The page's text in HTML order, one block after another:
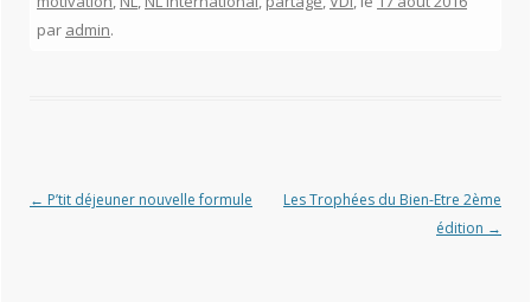
par admin.
Navigation des articles
← P’tit déjeuner nouvelle formule
Les Trophées du Bien-Etre 2ème
édition →